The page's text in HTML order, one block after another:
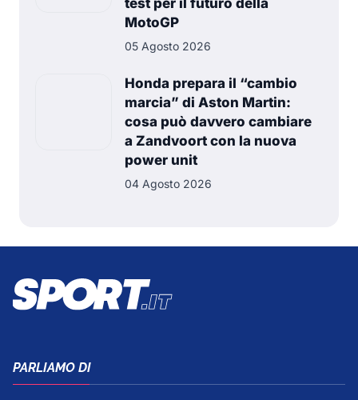
test per il futuro della
MotoGP
05 Agosto 2026
Honda prepara il “cambio
marcia” di Aston Martin:
cosa può davvero cambiare
a Zandvoort con la nuova
power unit
04 Agosto 2026
PARLIAMO DI